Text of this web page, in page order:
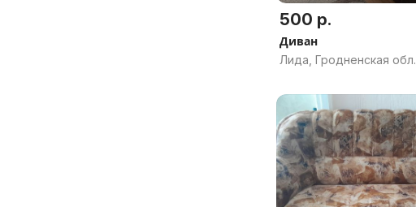
500 р.
Диван
Лида, Гродненская обл.